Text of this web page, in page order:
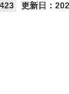
更新日：